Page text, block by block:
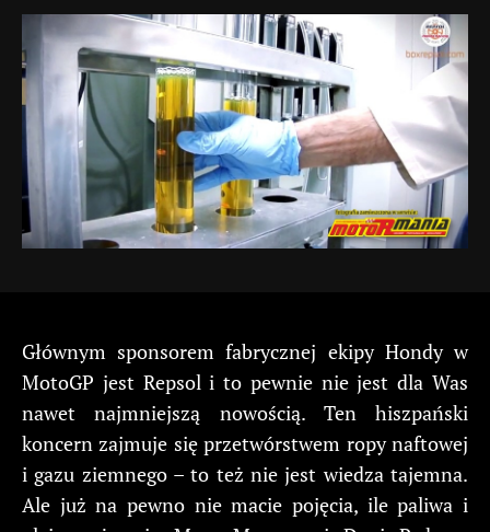
Głównym sponsorem fabrycznej ekipy Hondy w
MotoGP jest Repsol i to pewnie nie jest dla Was
nawet najmniejszą nowością. Ten hiszpański
koncern zajmuje się przetwórstwem ropy naftowej
i gazu ziemnego – to też nie jest wiedza tajemna.
Ale już na pewno nie macie pojęcia, ile paliwa i